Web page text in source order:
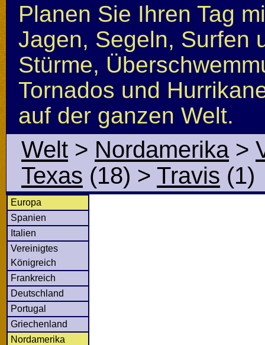
Planen Sie Ihren Tag
Jagen, Segeln, Surfen
Stürme,
Tornados und
auf der ganzen Welt.
Welt > Nordamerika>
Texas (18) > Travis (1)
Europa
Spanien
Italien
Vereinigtes
Königreich
Frankreich
Deutschland
Portugal
Griechenland
Nordamerika